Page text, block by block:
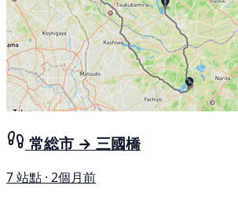
常総市 → 三國橋
7 站點 · 2個月前